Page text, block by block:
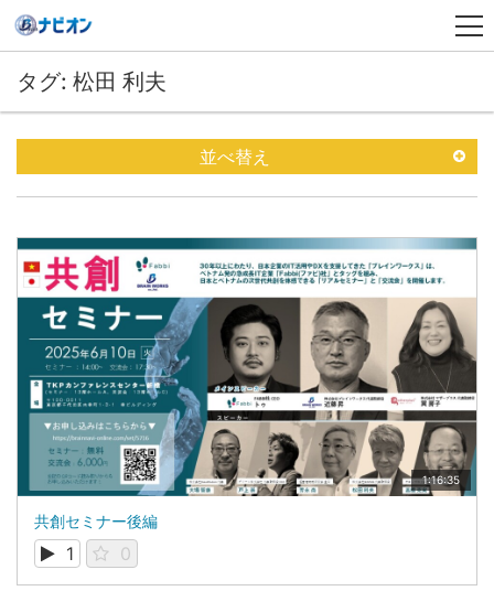
タグ: 松田 利夫
並べ替え
1:16:35
共創セミナー後編
1 0